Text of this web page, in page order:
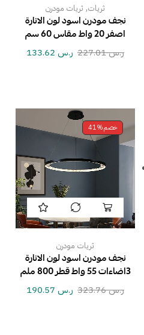
ثريات, ثريات مودرن
نجف مودرن اسود لون الانارة
اصفر 20 واط مقاس 60 سم
ر.س227.01 ر.س
خصم41%
ثريات مودرن
نجف مودرن اسود لون الانارة
3اضاءات 55 واط قطر 800 ملم
ر.س323.76 ر.س